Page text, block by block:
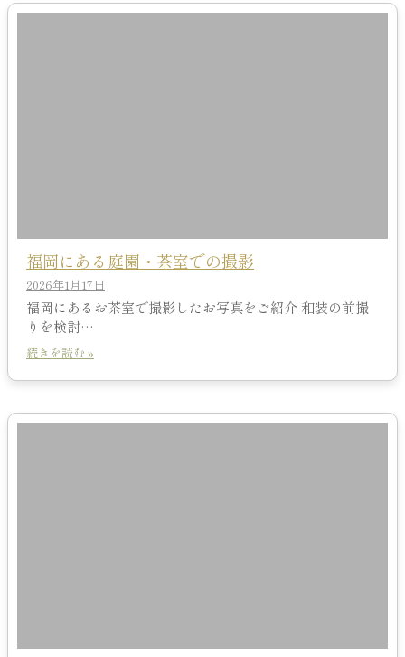
福岡にある庭園・茶室での撮影
2026年1月17日
福岡にあるお茶室で撮影したお写真をご紹介 和装の前撮
りを検討…
続きを読む »